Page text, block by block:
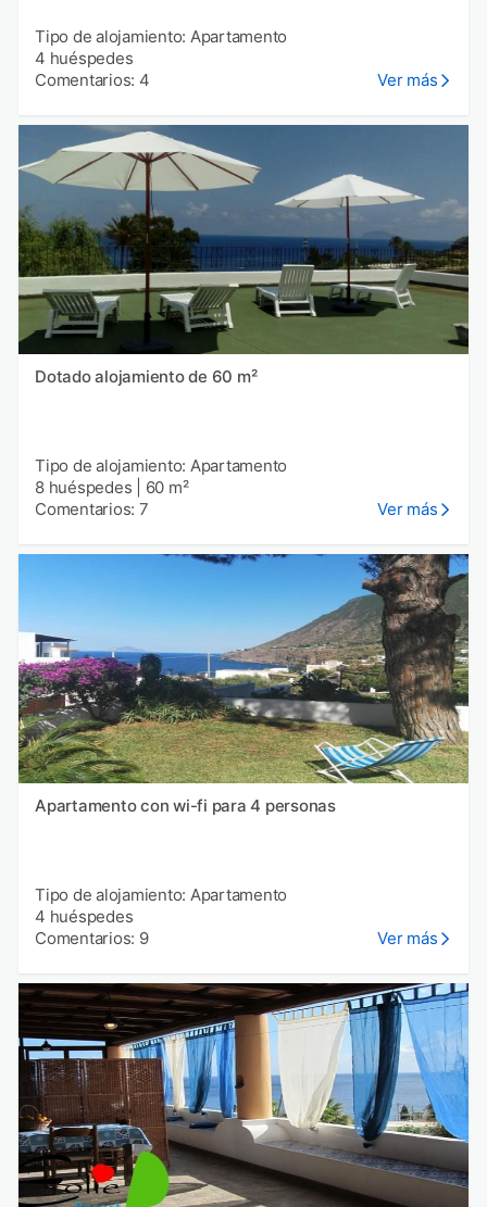
Tipo de alojamiento: Apartamento
4 huéspedes
Comentarios: 4
Ver más
Dotado alojamiento de 60 m²
Tipo de alojamiento: Apartamento
8 huéspedes
60 m²
Comentarios: 7
Ver más
Apartamento con wi-fi para 4 personas
Tipo de alojamiento: Apartamento
4 huéspedes
Comentarios: 9
Ver más